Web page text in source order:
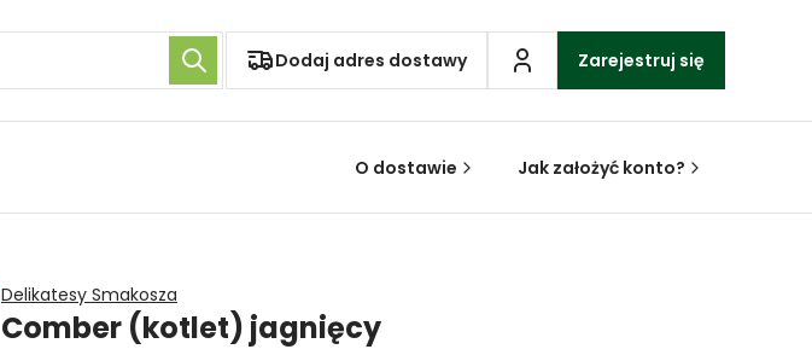
Dodaj adres dostawy Zarejestruj się
O dostawie Jak założyć konto?
Delikatesy Smakosza
Comber (kotlet) jagnięcy